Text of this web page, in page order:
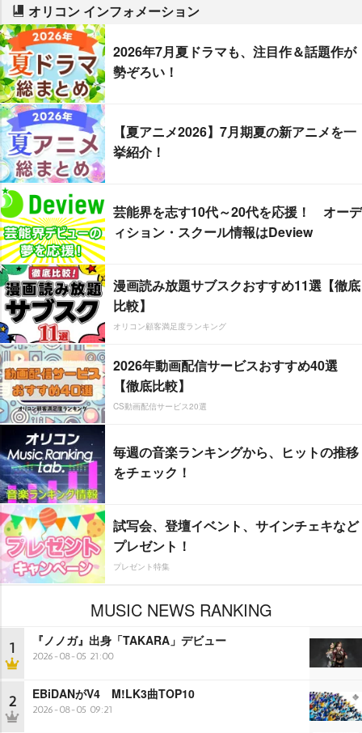
オリコン インフォメーション
2026年7月夏ドラマも、注目作＆話題作が
勢ぞろい！
【夏アニメ2026】7月期夏の新アニメを一
挙紹介！
芸能界を志す10代～20代を応援！ オーデ
ィション・スクール情報はDeview
漫画読み放題サブスクおすすめ11選【徹底
比較】
オリコン顧客満足度ランキング
2026年動画配信サービスおすすめ40選
【徹底比較】
CS動画配信サービス20選
毎週の音楽ランキングから、ヒットの推移
をチェック！
試写会、登壇イベント、サインチェキなど
プレゼント！
プレゼント特集
MUSIC NEWS RANKING
1 『ノノガ』出身「TAKARA」デビュー
2026-08-05 21:00
2 EBiDANがV4 M!LK3曲TOP10
2026-08-05 09:21